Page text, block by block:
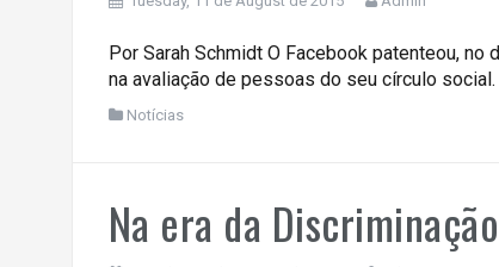
Por Sarah Schmidt O Facebook patenteou,
na avaliação de pessoas do seu círculo
Notícias
Na era da